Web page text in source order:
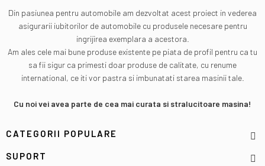
Din pasiunea pentru automobile am dezvoltat acest proiect in vederea
asigurarii iubitorilor de automobile cu produsele necesare pentru
ingrijirea exemplara a acestora.
Am ales cele mai bune produse existente pe piata de profil pentru ca tu
sa fii sigur ca primesti doar produse de calitate, cu renume
international, ce iti vor pastra si imbunatati starea masinii tale.
Cu noi vei avea parte de cea mai curata si stralucitoare masina!
CATEGORII POPULARE
SUPORT